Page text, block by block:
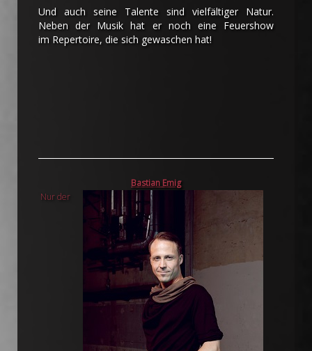
Und auch seine Talente sind vielfältiger Natur.
Neben der Musik hat er noch eine Feuershow
im Repertoire, die sich gewaschen hat!
Bastian Emig
Nur der